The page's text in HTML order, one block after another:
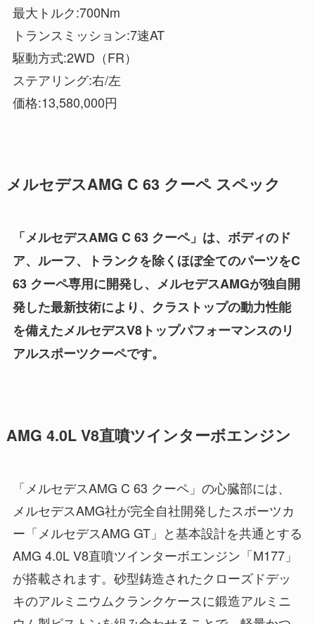
最大トルク:700Nm
トランスミッション:7速AT
駆動方式:2WD（FR）
ステアリング:右/左
価格:13,580,000円
メルセデスAMG C 63 クーペ スペック
「メルセデスAMG C 63 クーペ」は、ボディのド
ア、ルーフ、トランクを除くほぼ全てのパーツをC
63 クーペ専用に開発し、メルセデスAMGが独自開
発した最新技術により、クラストップの動力性能
を備えたメルセデスV8トップパフォーマンスのリ
アルスポーツクーペです。
AMG 4.0L V8直噴ツインターボエンジン
「メルセデスAMG C 63 クーペ」の心臓部には、
メルセデスAMG社が完全自社開発したスポーツカ
ー「メルセデスAMG GT」と基本設計を共通とする
AMG 4.0L V8直噴ツインターボエンジン「M177」
が搭載されます。砂型鋳造されたクローズドデッ
キのアルミニウムクランクケースに鍛造アルミニ